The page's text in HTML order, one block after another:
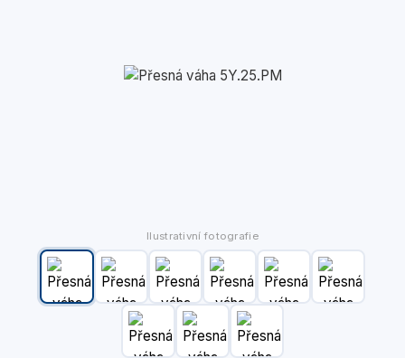
Ilustrativní fotografie